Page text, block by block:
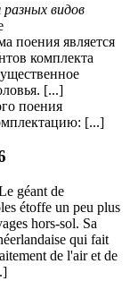
видов
поения является
комплекта
[...]
поения
[...]
géant de
étoffe un peu plus
hors-sol. Sa
qui fait
de l'air et de